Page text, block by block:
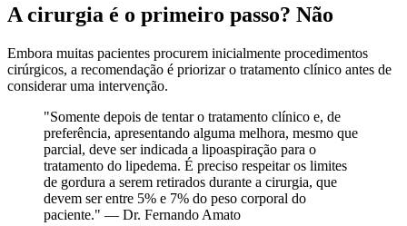
A cirurgia é o primeiro passo? Não
Embora muitas pacientes procurem inicialmente procedimentos
cirúrgicos, a recomendação é priorizar o tratamento clínico antes de
considerar uma intervenção.
"Somente depois de tentar o tratamento clínico e, de
preferência, apresentando alguma melhora, mesmo que
parcial, deve ser indicada a lipoaspiração para o
tratamento do lipedema. É preciso respeitar os limites
de gordura a serem retirados durante a cirurgia, que
devem ser entre 5% e 7% do peso corporal do
paciente." — Dr. Fernando Amato